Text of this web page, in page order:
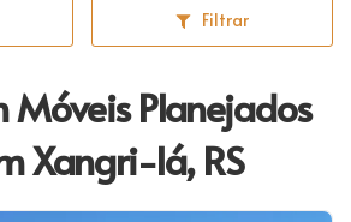
Filtrar
Móveis Planejados
Xangri-lá, RS